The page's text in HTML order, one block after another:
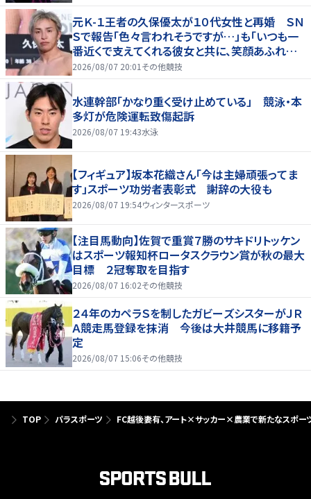
元Ｋ-１王者の久保優太が１０代女性と再婚 ＳＮ
Ｓで報告「色々言われそうですが…」も「いつも一
番近くで支えてくれる彼女と共に、笑顔あふれる
家庭を築いていきたい」
2026/08/07 20:01 その他競技
水連幹部「かなり重く受け止めている」 競泳・本
多灯が危険運転致傷起訴
2026/08/07 19:43水泳
【フィギュア】坂本花織さん「今は主婦頑張ってま
す」スポーツ功労者表彰式 謝辞の大役も
2026/08/07 19:54ウィンタースポーツ
【注目馬動向】佐賀で重賞７勝のサキドリトッケン
はスポーツ報知杯ロータスクラウン賞が秋の最大
目標 ２冠奪取を目指す
2026/08/07 16:02その他競技
２４年のカペラＳを制したガビーズシスターがＪＲ
Ａ競走馬登録を抹消 今後は大井競馬に移籍予
定
2026/08/07 15:06その他競技
TOP パラスポーツ FC越後妻有、アート×サッカー×農業で新たなスポー